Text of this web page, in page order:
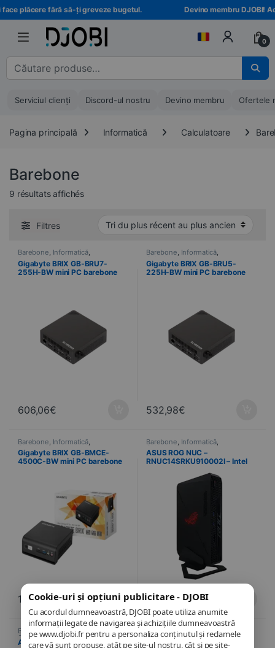
Cookie-uri și opțiuni publicitare - DJOBI
Cu acordul dumneavoastră, DJOBI poate utiliza anumite
informații legate de navigarea și achizițiile dumneavoastră
pe www.djobi.fr pentru a personaliza conținutul și reclamele
care vă sunt propuse, atât pe site-ul nostru, cât și pe site-
Treci la navigare
Treci la conținut
plăcere fără să-ți greveze bugetul. Devino membru DJOBI!
0
Căutare pentru :
Serviciul clienți Discord-ul nostru Devino membru Ofertele
Pagina principală Informatică Calculatoare
Barebone
9 résultats affichésTrié du plus récent au plus ancien
Filtres
Barebone, Informatică,
Calculatoare
Gigabyte BRIX GB-BRU7-
255H-BW mini PC barebone
606,06€
Barebone, Informatică,
Calculatoare
Gigabyte BRIX GB-BRU5-
225H-BW mini PC barebone
532,98€
Barebone Informatică
Calculatoare
Gigabyte BRIX GB-BMCE-
4500C-BW mini PC barebone
174,90€
Barebone Informatică
Calculatoare
ASUS ROG NUC –
RNUC14SRKU910002I – Intel
GeForce RTX 4070 8 Go – Wi-
Fi/Bluetooth
1.899,94€
Barebone,Informatică,
Calculatoare
Asus Barebone NUC 14
Barebone,Informatică,
Calculatoare
Asus Barebone NUC 14